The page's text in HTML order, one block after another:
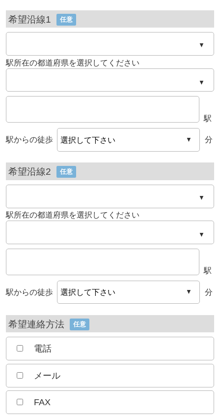
希望沿線1 任意
▼
▼
▼
駅所在の都道府県を選択してください
駅
駅からの徒歩 分
希望沿線2 任意
▼
▼
▼
駅所在の都道府県を選択してください
駅
駅からの徒歩 分
希望連絡方法 任意
電話
メール
FAX